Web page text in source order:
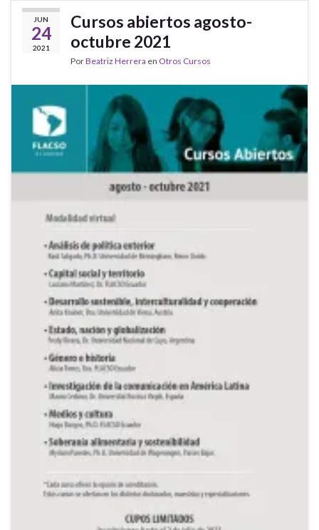
JUN
24
2021
Cursos abiertos agosto-
octubre 2021
PorBeatriz Herrera en Otros Cursos